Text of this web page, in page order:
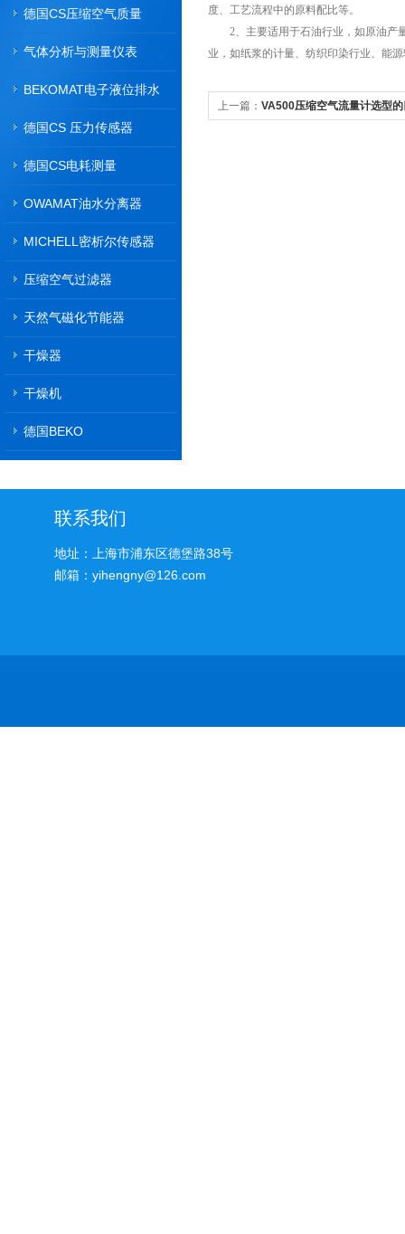
德国CS压缩空气质量
气体分析与测量仪表
BEKOMAT电子液位排水
德国CS 压力传感器
德国CS电耗测量
OWAMAT油水分离器
MICHELL密析尔传感器
压缩空气过滤器
天然气磁化节能器
干燥器
干燥机
德国BEKO
度、工艺流程中的原料配比等。
2、主要适用于石油行业，如原油产量
业，如纸浆的计量、纺织印染行业、能
上一篇： VA500压缩空气流量计选型
联系我们
地址：上海市浦东区德堡路38号
邮箱：yihengny@126.com